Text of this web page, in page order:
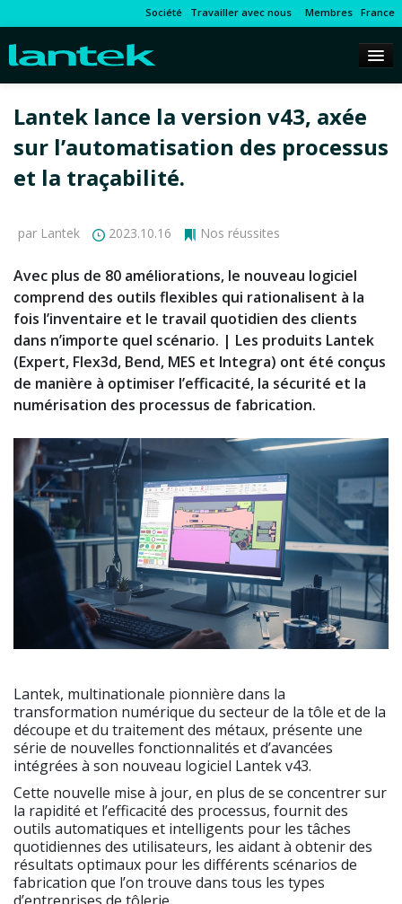
Société Travailler avec nous Membres France
Lantek lance la version v43, axée
sur l’automatisation des processus
et la traçabilité.
par Lantek 2023.10.16 Nos réussites
Avec plus de 80 améliorations, le nouveau logiciel
comprend des outils flexibles qui rationalisent à la
fois l’inventaire et le travail quotidien des clients
dans n’importe quel scénario. | Les produits Lantek
(Expert, Flex3d, Bend, MES et Integra) ont été conçus
de manière à optimiser l’efficacité, la sécurité et la
numérisation des processus de fabrication.
Lantek, multinationale pionnière dans la
transformation numérique du secteur de la tôle et de la
découpe et du traitement des métaux, présente une
série de nouvelles fonctionnalités et d’avancées
intégrées à son nouveau logiciel Lantek v43.
Cette nouvelle mise à jour, en plus de se concentrer sur
la rapidité et l’efficacité des processus, fournit des
outils automatiques et intelligents pour les tâches
quotidiennes des utilisateurs, les aidant à obtenir des
résultats optimaux pour les différents scénarios de
fabrication que l’on trouve dans tous les types